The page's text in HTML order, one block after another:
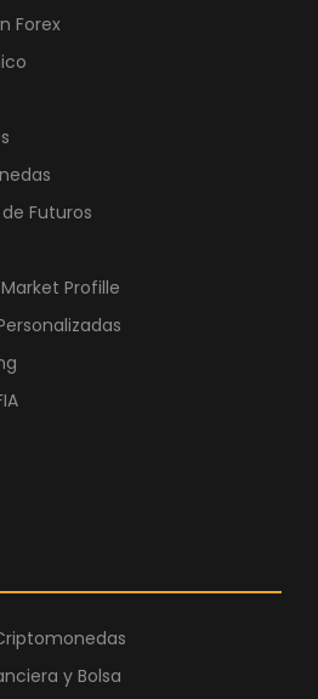
Forex
Futuros
Profille
y Bolsa